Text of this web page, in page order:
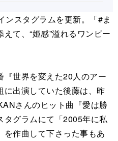
スタグラムを更新。「#ま
て、“姫感”溢れるワンピー
世界を変えた20人のアー
に出演していた後藤は、昨
さんのヒット曲『愛は勝
タグラムにて「2005年に私
作曲して下さった事もあ